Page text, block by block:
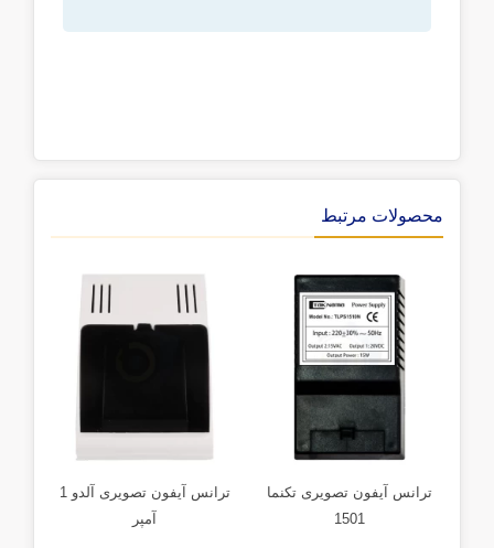
محصولات مرتبط
ترانس آیفون تصویری تکنما
1501
ترانس آیفون تصویری آلدو 1
آمپر